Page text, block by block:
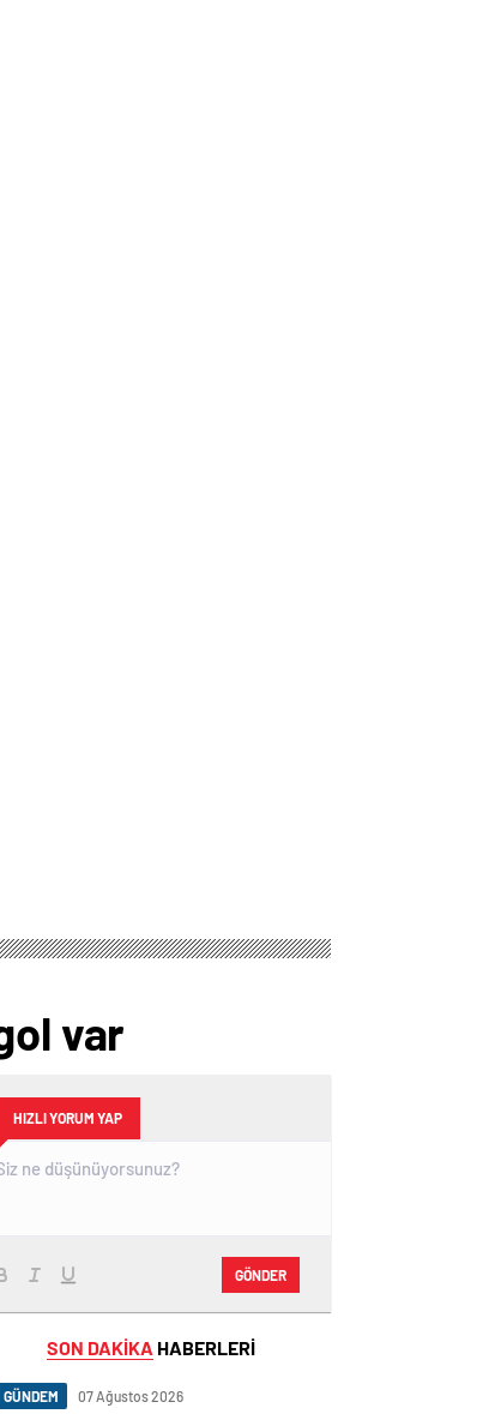
var
HIZLI YORUM YAP
GÖNDER
SON DAKİKA HABERLERİ
GÜNDEM 07 Ağustos 2026